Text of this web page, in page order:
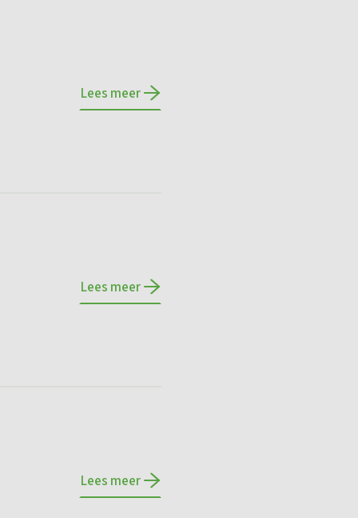
Lees meer
Lees meer
Lees meer